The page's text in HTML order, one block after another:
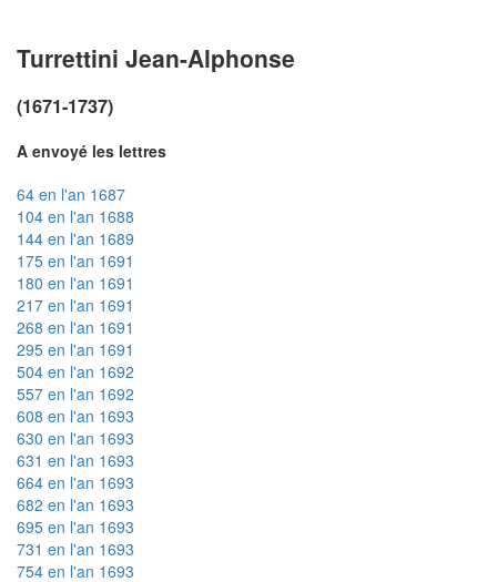
Turrettini Jean-Alphonse
(1671-1737)
A envoyé les lettres
64 en l'an 1687
104 en l'an 1688
144 en l'an 1689
175 en l'an 1691
180 en l'an 1691
217 en l'an 1691
268 en l'an 1691
295 en l'an 1691
504 en l'an 1692
557 en l'an 1692
608 en l'an 1693
630 en l'an 1693
631 en l'an 1693
664 en l'an 1693
682 en l'an 1693
695 en l'an 1693
731 en l'an 1693
754 en l'an 1693